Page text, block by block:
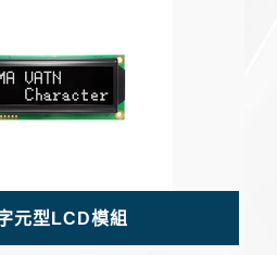
元型LCD模組